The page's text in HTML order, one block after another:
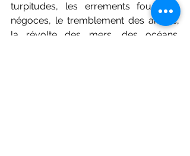
turpitudes, les errements fous des
négoces, le tremblement des arbres,
la révolte des mers, des océans.